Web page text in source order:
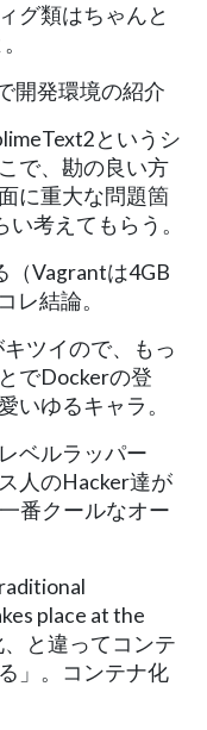
グ類はちゃんと
開発環境の紹介
というシ
で、勘の良い方
に重大な問題箇
考えてもらう。
（Vagrantは4GB
レ結論。
ツイので、もっ
でDockerの登
いゆるキャラ。
ベルラッパー
人のHacker達が
番クールなオー
place at the
と違ってコンテ
」。コンテナ化